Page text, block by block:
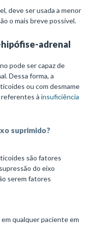
deve ser usada a menor
o mais breve possível.
adrenal
pode ser capaz de
Dessa forma, a
ou com desmame
referentes à insuficiência
suprimido?
são fatores
do eixo
serem fatores
qualquer paciente em